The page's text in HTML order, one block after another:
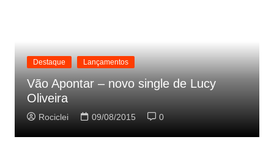
Destaque Lançamentos
Vão Apontar – novo single de Lucy
Oliveira
Rociclei 09/08/2015 0